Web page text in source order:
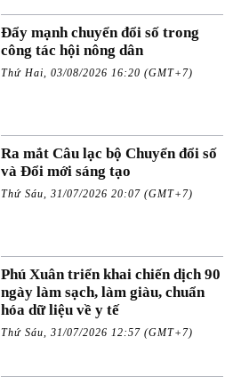
Đẩy mạnh chuyển đổi số trong
công tác hội nông dân
Thứ Hai, 03/08/2026 16:20 (GMT+7)
Ra mắt Câu lạc bộ Chuyển đổi số
và Đổi mới sáng tạo
Thứ Sáu, 31/07/2026 20:07 (GMT+7)
Phú Xuân triển khai chiến dịch 90
ngày làm sạch, làm giàu, chuẩn
hóa dữ liệu về y tế
Thứ Sáu, 31/07/2026 12:57 (GMT+7)